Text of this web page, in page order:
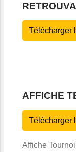
Télécharger
AFFICHE
Télécharger
Affiche